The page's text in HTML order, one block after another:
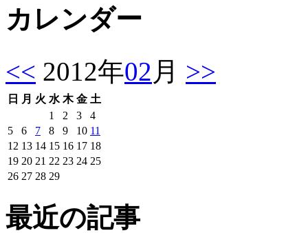
カレンダー
<< 2012年02 月 >>
日 月 火 水 木 金 土
1
2 3
4
5
6 7 8 9 10 11
12 13 14 15 16 17 18
19 20 21 22 23 24 25
26 27 28 29
最近の記事